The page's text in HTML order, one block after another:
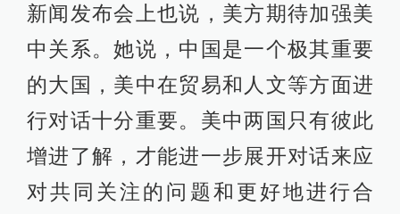
新闻发布会上也说，美方期待加强美
中关系。她说，中国是一个极其重要
的大国，美中在贸易和人文等方面进
行对话十分重要。美中两国只有彼此
增进了解，才能进一步展开对话来应
对共同关注的问题和更好地进行合